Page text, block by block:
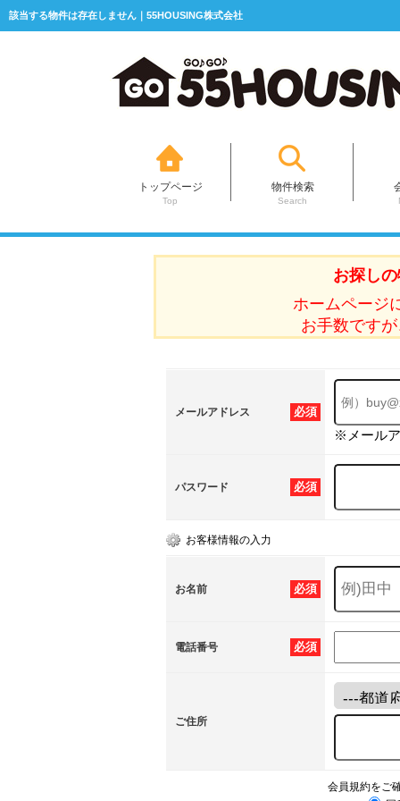
該当する物件は存在しません｜55HOUSING株式会社
トップページ
Top
物件検索
Search
お探し
ホームページ
お手数です
必須
メールアドレス
※メール
必須
パスワード
お客様情報の入力
必須
お名前
必須
電話番号
ご住所
会員規約をご